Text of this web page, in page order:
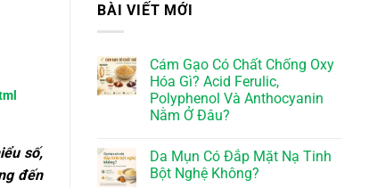
số,
đến
BÀI VIẾT MỚI
Cám Gạo Có Chất Chống Oxy
Hóa Gì? Acid Ferulic,
Polyphenol Và Anthocyanin
Nằm Ở Đâu?
Da Mụn Có Đắp Mặt Nạ Tinh
Bột Nghệ Không?